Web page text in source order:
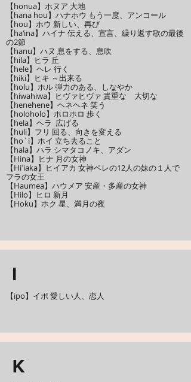
【honua】ホヌア 大地
【hana hou】ハナホウ もう一度、アンコール
【hou】ホウ 新しい、再び
【ha‘ina】ハイナ 伝える、宣言、繰り返す歌の最後
の2節
【hanu】ハヌ 息をする、息吹
【hila】ヒラ 丘
【hele】ヘレ 行く
【hiki】ヒキ ～出来る
【holu】ホル 弾力のある、しなやか
【hiwahiwa】ヒヴァヒヴァ 貴重な 大切な
【henehene】ヘネヘネ 笑う
【holoholo】ホロホロ 歩く
【hela】ヘラ 広げる
【huli】フリ 回る、向きを変える
【ho`i】ホイ 立ち去ること
【hala】ハラ シマタコノキ、アダン
【Hina】ヒナ 月の女神
【Hiʻiaka】ヒイアカ 女神ペレの12人の妹の１人で
フラの女王
【Haumea】ハウメア 安産・多産の女神
【Hilo】ヒロ 新月
【Hoku】ホク 星、満月の夜
I
【ipo】イポ 愛しい人、恋人
K